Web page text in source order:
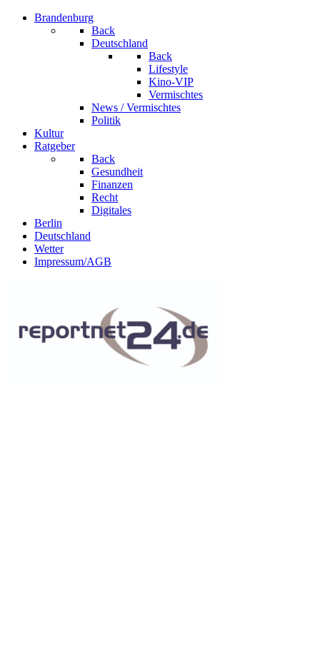
Brandenburg
Back
Deutschland
Back
Lifestyle
Kino-VIP
Vermischtes
News / Vermischtes
Politik
Kultur
Ratgeber
Back
Gesundheit
Finanzen
Recht
Digitales
Berlin
Deutschland
Wetter
Impressum/AGB